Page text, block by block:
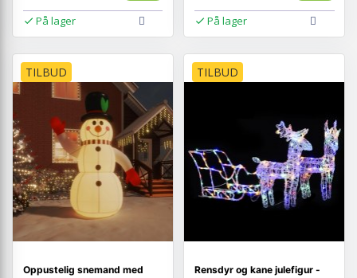
På lager På lager
TILBUD
Oppustelig snemand med
TILBUD
Rensdyr og kane julefigur -